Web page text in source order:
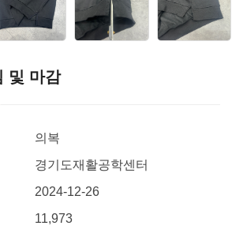
및 마감
의복
경기도재활공학센터
2024-12-26
11,973